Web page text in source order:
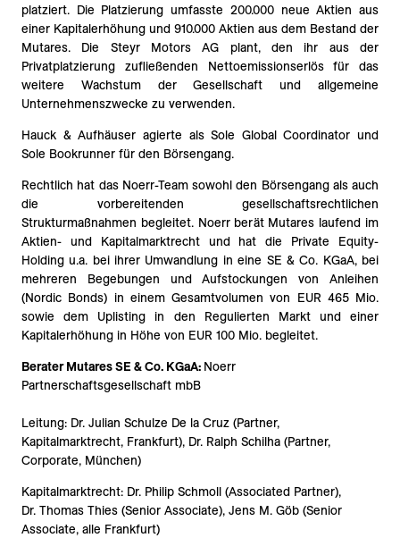
platziert. Die Platzierung umfasste 200.000 neue Aktien aus
einer Kapitalerhöhung und 910.000 Aktien aus dem Bestand der
Mutares. Die Steyr Motors AG plant, den ihr aus der
Privatplatzierung zufließenden Nettoemissionserlös für das
weitere Wachstum der Gesellschaft und allgemeine
Unternehmenszwecke zu verwenden.
Hauck & Aufhäuser agierte als Sole Global Coordinator und
Sole Bookrunner für den Börsengang.
Rechtlich hat das Noerr-Team sowohl den Börsengang als auch
die vorbereitenden gesellschaftsrechtlichen
Strukturmaßnahmen begleitet. Noerr berät Mutares laufend im
Aktien- und Kapitalmarktrecht und hat die Private Equity-
Holding u.a. bei ihrer Umwandlung in eine SE & Co. KGaA, bei
mehreren Begebungen und Aufstockungen von Anleihen
(Nordic Bonds) in einem Gesamtvolumen von EUR 465 Mio.
sowie dem Uplisting in den Regulierten Markt und einer
Kapitalerhöhung in Höhe von EUR 100 Mio. begleitet.
Berater Mutares SE & Co. KGaA: Noerr
Partnerschaftsgesellschaft mbB
Leitung: Dr. Julian Schulze De la Cruz (Partner,
Kapitalmarktrecht, Frankfurt), Dr. Ralph Schilha (Partner,
Corporate, München)
Kapitalmarktrecht: Dr. Philip Schmoll (Associated Partner),
Dr. Thomas Thies (Senior Associate), Jens M. Göb (Senior
Associate, alle Frankfurt)